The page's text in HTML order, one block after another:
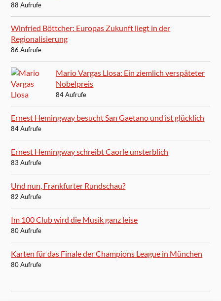
88 Aufrufe
Winfried Böttcher: Europas Zukunft liegt in der
Regionalisierung
86 Aufrufe
Mario Vargas Llosa: Ein ziemlich verspäteter
Nobelpreis
84 Aufrufe
Ernest Hemingway besucht San Gaetano und ist glücklich
84 Aufrufe
Ernest Hemingway schreibt Caorle unsterblich
83 Aufrufe
Und nun, Frankfurter Rundschau?
82 Aufrufe
Im 100 Club wird die Musik ganz leise
80 Aufrufe
Karten für das Finale der Champions League in München
80 Aufrufe